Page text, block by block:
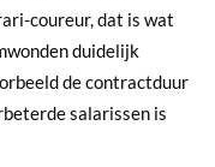
coureur, dat is wat
duidelijk
de contractduur
salarissen is